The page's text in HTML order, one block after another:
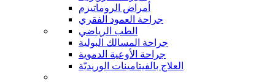
أمراض الروماتيزم
جراحة العمود الفقري
الطب الرياضي
جراحة المسالك البولية
جراحة الأوعية الدموية
العلاج بالفيتامينات الوريديّة